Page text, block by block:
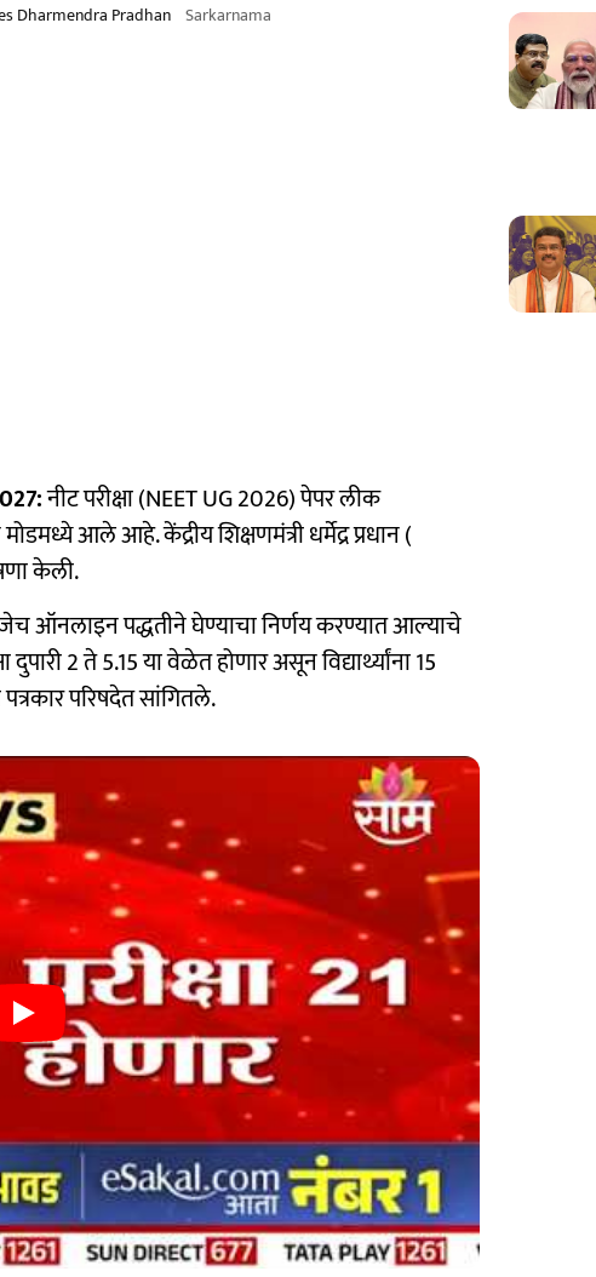
Dharmendra Pradhan Sarkarnama
नीट परीक्षा (NEET UG 2026) पेपर लीक
आले आहे. केंद्रीय शिक्षणमंत्री धर्मेद्र प्रधान (
केली.
ऑनलाइन पद्धतीने घेण्याचा निर्णय करण्यात आल्याचे
दुपारी 2 ते 5.15 या वेळेत होणार असून विद्यार्थ्यांना 15
परिषदेत सांगितले.